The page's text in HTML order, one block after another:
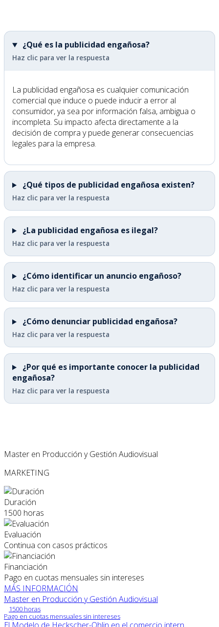
¿Qué es la publicidad engañosa?
Haz clic para ver la respuesta
La publicidad engañosa es cualquier comunicación
comercial que induce o puede inducir a error al
consumidor, ya sea por información falsa, ambigua o
incompleta. Su impacto afecta directamente a la
decisión de compra y puede generar consecuencias
legales para la empresa.
¿Qué tipos de publicidad engañosa existen?
Haz clic para ver la respuesta
¿La publicidad engañosa es ilegal?
Haz clic para ver la respuesta
¿Cómo identificar un anuncio engañoso?
Haz clic para ver la respuesta
¿Cómo denunciar publicidad engañosa?
Haz clic para ver la respuesta
¿Por qué es importante conocer la publicidad
engañosa?
Haz clic para ver la respuesta
Master en Producción y Gestión Audiovisual
MARKETING
Duración
1500 horas
Evaluación
Continua con casos prácticos
Financiación
Pago en cuotas mensuales sin intereses
MÁS INFORMACIÓN
Master en Producción y Gestión Audiovisual
1500 horas
Pago en cuotas mensuales sin intereses